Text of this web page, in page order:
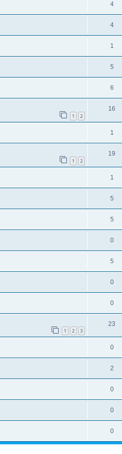
4
4
1
5
6
1 2
16
1
1 2
19
1
5
5
0
5
0
0
1 2 3
23
0
2
0
0
0